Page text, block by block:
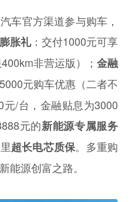
车官方渠道参与购车，
胀礼：交付1000元可享
非营运版）；金融
元购车优惠（二者不
/台，金融贴息为3000
元的新能源专属服务
超长电芯质保。多重购
能源创富之路。